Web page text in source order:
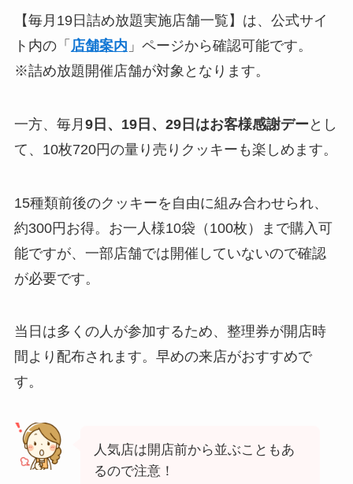
【毎月19日詰め放題実施店舗一覧】は、公式サイ
ト内の「 店舗案内 」ページから確認可能です。
※詰め放題開催店舗が対象となります。
一方、毎月 9日、19日、29日はお客様感謝デー とし
て、10枚720円の量り売りクッキーも楽しめます。
15種類前後のクッキーを自由に組み合わせられ、
約300円お得。お一人様10袋（100枚）まで購入可
能ですが、一部店舗では開催していないので確認
が必要です。
当日は多くの人が参加するため、整理券が開店時
間より配布されます。早めの来店がおすすめで
す。
人気店は開店前から並ぶこともあ
るので注意！